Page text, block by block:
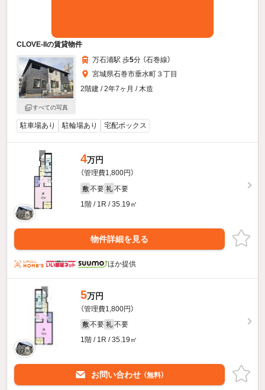
CLOVE-IIの賃貸物件
すべての写真
万石浦駅 歩5分 （石巻線）
宮城県石巻市垂水町３丁目
2階建 / 2年7ヶ月 / 木造
駐車場あり 駐輪場あり 宅配ボックス
4万円
（管理費1,800円）
敷 不要 礼 不要
1階 / 1R / 35.19㎡
物件詳細を見る
ほか提供
5万円
（管理費1,800円）
敷 不要 礼 不要
1階 / 1R / 35.19㎡
お問い合わせ （無料）